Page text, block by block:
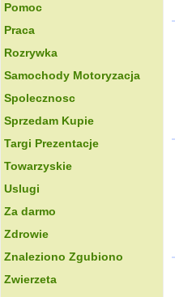
Pomoc
Praca
Rozrywka
Samochody Motoryzacja
Spolecznosc
Sprzedam Kupie
Targi Prezentacje
Towarzyskie
Uslugi
Za darmo
Zdrowie
Znaleziono Zgubiono
Zwierzeta